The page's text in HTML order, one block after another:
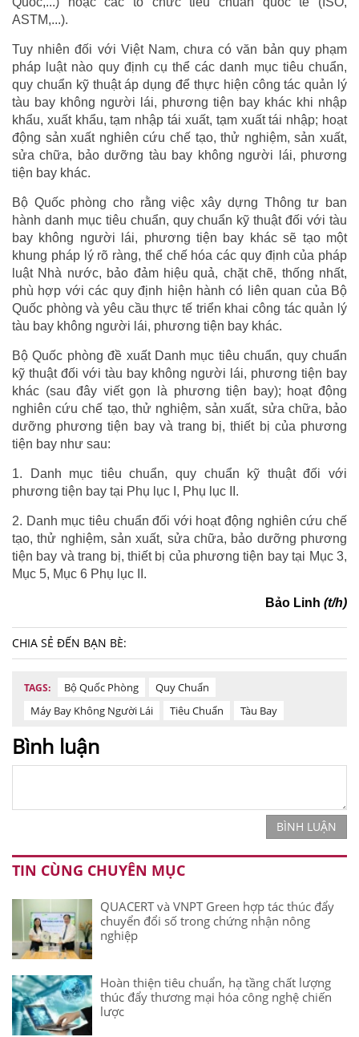
ASTM,...).
Tuy nhiên đối với Việt Nam, chưa có văn bản quy phạm
pháp luật nào quy định cụ thể các danh mục tiêu chuẩn,
quy chuẩn kỹ thuật áp dụng để thực hiện công tác quản lý
tàu bay không người lái, phương tiện bay khác khi nhập
khẩu, xuất khẩu, tạm nhập tái xuất, tạm xuất tái nhập; hoạt
động sản xuất nghiên cứu chế tạo, thử nghiệm, sản xuất,
sửa chữa, bảo dưỡng tàu bay không người lái, phương
tiện bay khác.
Bộ Quốc phòng cho rằng việc xây dựng Thông tư ban
hành danh mục tiêu chuẩn, quy chuẩn kỹ thuật đối với tàu
bay không người lái, phương tiện bay khác sẽ tạo một
khung pháp lý rõ ràng, thể chế hóa các quy định của pháp
luật Nhà nước, bảo đảm hiệu quả, chặt chẽ, thống nhất,
phù hợp với các quy định hiện hành có liên quan của Bộ
Quốc phòng và yêu cầu thực tế triển khai công tác quản lý
tàu bay không người lái, phương tiện bay khác.
Bộ Quốc phòng đề xuất Danh mục tiêu chuẩn, quy chuẩn
kỹ thuật đối với tàu bay không người lái, phương tiện bay
khác (sau đây viết gọn là phương tiện bay); hoạt động
nghiên cứu chế tạo, thử nghiệm, sản xuất, sửa chữa, bảo
dưỡng phương tiện bay và trang bị, thiết bị của phương
tiện bay như sau:
1. Danh mục tiêu chuẩn, quy chuẩn kỹ thuật đối với
phương tiện bay tại Phụ lục I, Phụ lục II.
2. Danh mục tiêu chuẩn đối với hoạt động nghiên cứu chế
tạo, thử nghiệm, sản xuất, sửa chữa, bảo dưỡng phương
tiện bay và trang bị, thiết bị của phương tiện bay tại Mục 3,
Mục 5, Mục 6 Phụ lục II.
Bảo Linh (t/h)
CHIA SẺ ĐẾN BẠN BÈ:
TAGS: Bộ Quốc Phòng
Quy Chuẩn
Máy Bay Không Người Lái
Tiêu Chuẩn Tàu Bay
Bình luận
BÌNH LUẬN
TIN CÙNG CHUYÊN MỤC
QUACERT và VNPT Green hợp tác thúc đẩy
chuyển đổi số trong chứng nhận nông
nghiệp
Hoàn thiện tiêu chuẩn, hạ tầng chất lượng
thúc đẩy thương mại hóa công nghệ chiến
lược